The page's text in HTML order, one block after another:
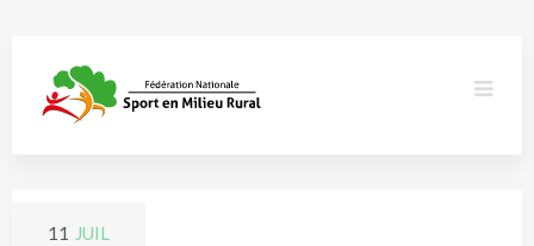
11 JUIL